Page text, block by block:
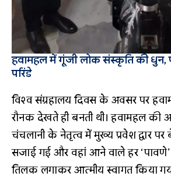
हवामहल में गूंजी लोक संस्कृति की धुन,
परिंडे
विश्व संग्रहालय दिवस के अवसर पर
रौनक देखते ही बनती थी। हवामहल की
चंचलानी के नेतृत्व में मुख्य प्रवेश द्वार
सजाई गई और वहां आने वाले हर
तिलक लगाकर आत्मीय स्वागत किया